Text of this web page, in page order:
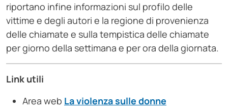
riportano infine informazioni sul profilo delle
vittime e degli autori e la regione di provenienza
delle chiamate e sulla tempistica delle chiamate
per giorno della settimana e per ora della giornata.
Link utili
Area web La violenza sulle donne